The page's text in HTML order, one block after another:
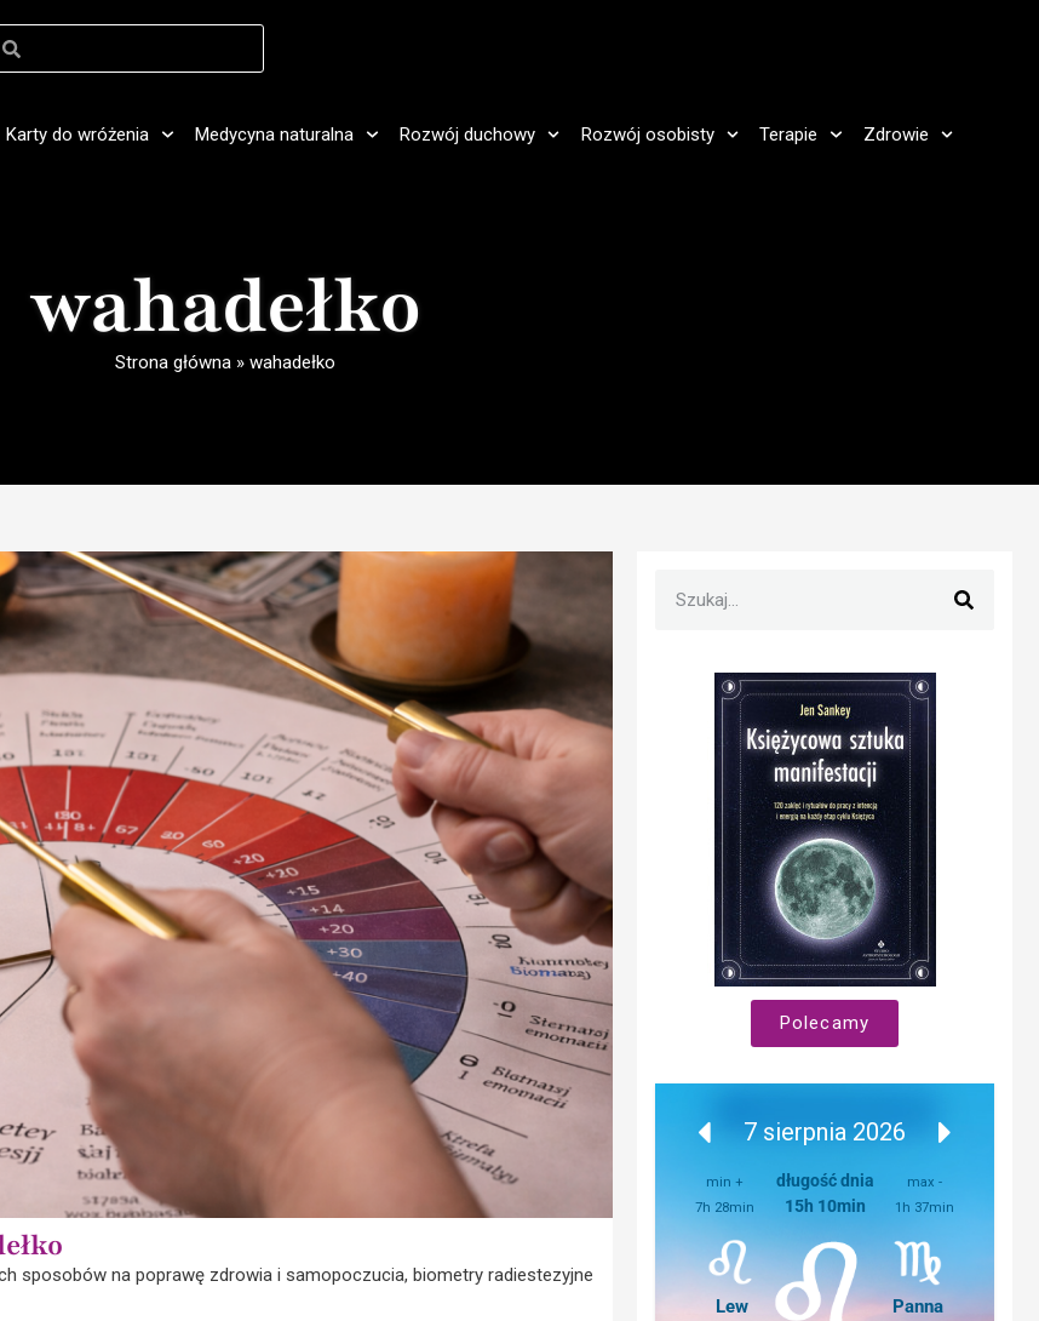
Karty do wróżenia Medycyna naturalna Rozwój duchowy Rozwój osobisty Terapie Zdrowie
wahadełko
Strona główna » wahadełko
sposobów na poprawę zdrowia i samopoczucia, biometry radiestezyjne
Polecamy
7 sierpnia 2026
min +
7h 28min
długość dnia
15h 10min
max -
1h 37min
Lew Panna